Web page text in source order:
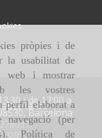
pròpies i de
la usabilitat de
web i mostrar
les vostres
perfil elaborat a
navegació (per
Política de
i de 17:00 a
tarda
Barcelona